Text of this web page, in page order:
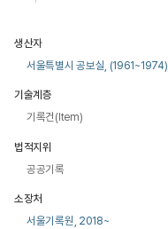
생산자
서울특별시 공보실, (1961~1974)
기술계층
기록건(Item)
법적지위
공공기록
소장처
서울기록원, 2018~